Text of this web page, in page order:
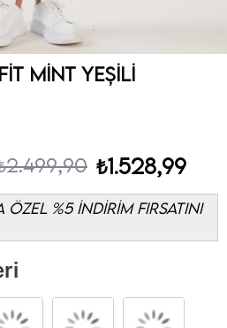
Mint Yeşili
₺1.528,99
ÖZEL %5 İNDİRİM FIRSATINI